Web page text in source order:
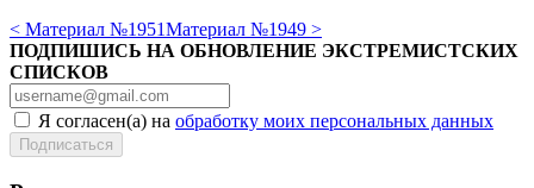
< Материал №1951Материал №1949 >
ПОДПИШИСЬ НА ОБНОВЛЕНИЕ ЭКСТРЕМИСТСКИХ
СПИСКОВ
Я согласен(а) на обработку моих персональных данных